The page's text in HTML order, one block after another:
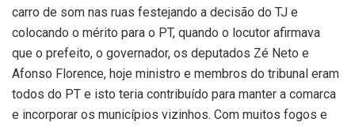
carro de som nas ruas festejando a decisão do TJ e
colocando o mérito para o PT, quando o locutor afirmava
que o prefeito, o governador, os deputados Zé Neto e
Afonso Florence, hoje ministro e membros do tribunal eram
todos do PT e isto teria contribuído para manter a comarca
e incorporar os municípios vizinhos. Com muitos fogos e